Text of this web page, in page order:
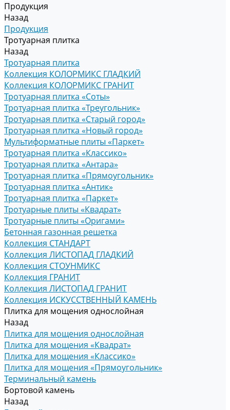
Продукция
Назад
Продукция
Тротуарная плитка
Назад
Тротуарная плитка
Коллекция КОЛОРМИКС ГЛАДКИЙ
Коллекция КОЛОРМИКС ГРАНИТ
Тротуарная плитка «Соты»
Тротуарная плитка «Треугольник»
Тротуарная плитка «Старый город»
Тротуарная плитка «Новый город»
Мультиформатные плиты «Паркет»
Тротуарная плитка «Классико»
Тротуарная плитка «Антара»
Тротуарная плитка «Прямоугольник»
Тротуарная плитка «Антик»
Тротуарная плитка «Паркет»
Тротуарные плиты «Квадрат»
Тротуарные плиты «Оригами»
Бетонная газонная решетка
Коллекция СТАНДАРТ
Коллекция ЛИСТОПАД ГЛАДКИЙ
Коллекция СТОУНМИКС
Коллекция ГРАНИТ
Коллекция ЛИСТОПАД ГРАНИТ
Коллекция ИСКУССТВЕННЫЙ КАМЕНЬ
Плитка для мощения однослойная
Назад
Плитка для мощения однослойная
Плитка для мощения «Квадрат»
Плитка для мощения «Классико»
Плитка для мощения «Прямоугольник»
Терминальный камень
Бортовой камень
Назад